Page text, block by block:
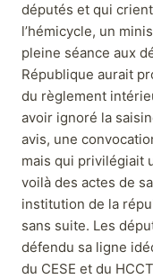
députés et qui
l’hémicycle, un
pleine séance aux
République aurait
du règlement
avoir ignoré la
avis, une
mais qui privilégiait
voilà des actes de
institution de la
sans suite. Les
défendu sa ligne
du CESE et du